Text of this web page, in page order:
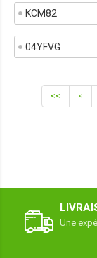
KCM82
04YFVG
<< <
Une